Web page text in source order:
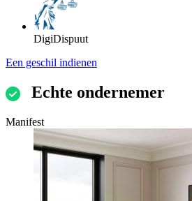
DigiDispuut
Een geschil indienen
Echte ondernemer
Manifest